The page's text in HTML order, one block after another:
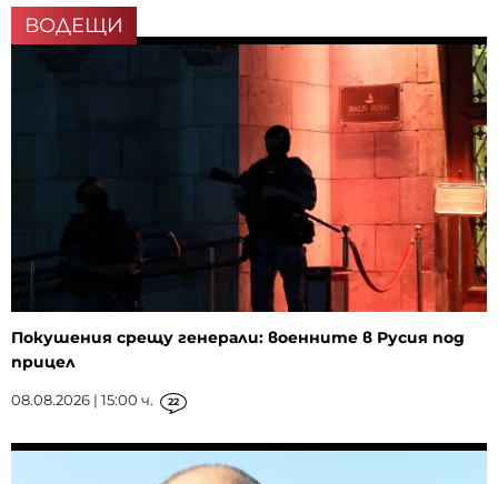
ВОДЕЩИ
Покушения срещу генерали: военните в Русия под
прицел
08.08.2026 | 15:00 ч. 22